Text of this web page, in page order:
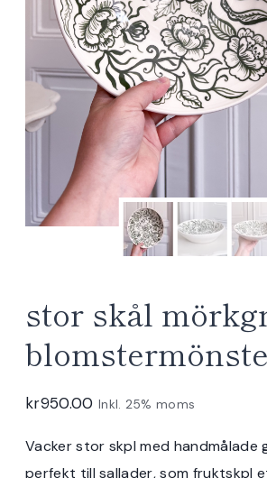
stor skål
kr950.00 Inkl. 25% moms
Vacker stor skpl med handmålade
perfekt till sallader, som fruktskpl